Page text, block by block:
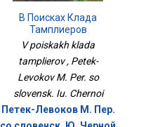
В Поисках Клада
Тамплиеров
V poiskakh klada
tamplierov , Petek-
Levokov M. Per. so
slovensk. Iu. Chernoi
Петек-Левоков М. Пер.